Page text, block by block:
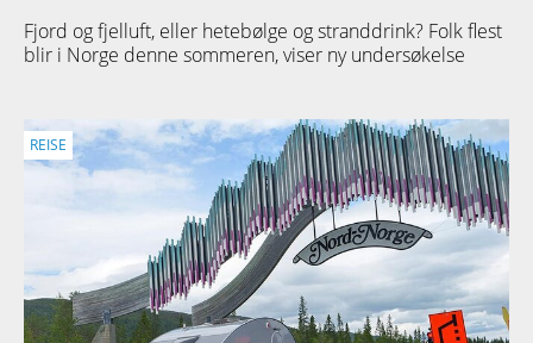
Fjord og fjelluft, eller hetebølge og stranddrink? Folk flest
blir i Norge denne sommeren, viser ny undersøkelse
REISE